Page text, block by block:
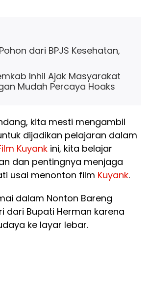
dari BPJS Kesehatan,
Inhil Ajak Masyarakat
Mudah Percaya Hoaks
kita mesti mengambil
dijadikan pelajaran dalam
Kuyank ini, kita belajar
dan pentingnya menjaga
usai menonton film Kuyank.
dalam Nonton Bareng
dari Bupati Herman karena
ke layar lebar.